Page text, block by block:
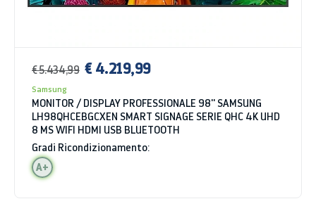
€ 5.434,99 € 4.219,99
Samsung
MONITOR / DISPLAY PROFESSIONALE 98'' SAMSUNG
LH98QHCEBGCXEN SMART SIGNAGE SERIE QHC 4K UHD
8 MS WIFI HDMI USB BLUETOOTH
Gradi Ricondizionamento:
A+